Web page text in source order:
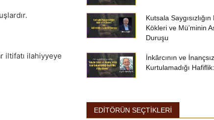
iltifatı ilahiyyeye
Kutsala
Kökleri ve Mü’minin
Duruşu
İnkârcının ve
Kurtulamadığı
EDİTÖRÜN SEÇTİKLERİ